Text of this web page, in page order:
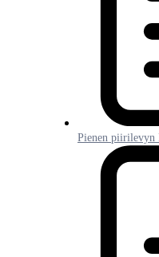
Pienen piirilevyn